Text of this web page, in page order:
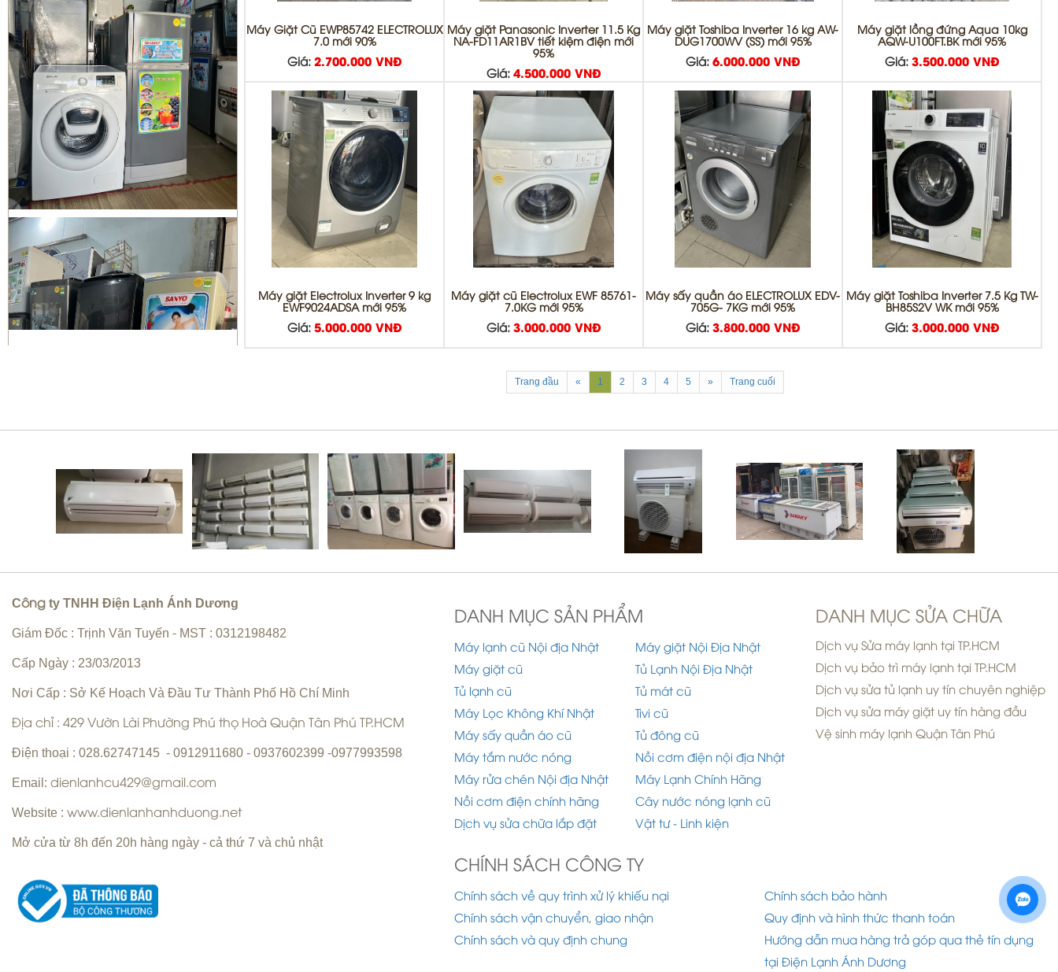
Sửa tủ lạnh Quận 1 | Bơm Gas tủ
lạnh Quận 1
Sửa máy giặt Quận 3 | vệ sinh máy
giặt quận 3
Bơm gas máy lạnh quận 10
Vệ sinh máy lạnh Quận 6 | Bơm gas
máy lạnh Quận 6 |
lạnh Quận 5
Sửa máy giặt Quận Tân Phú Uy Tín
Máy Giặt Cũ EWP85742 ELECTROLUX
7.0 mới 90%
Giá: 2.700.000 VNĐ
Máy giặt Panasonic Inverter 11.5 Kg
NA-FD11AR1BV tiết kiệm điện mới
95%
Giá: 4.500.000 VNĐ
Máy giặt Toshiba Inverter 16 kg AW-
DUG1700WV (SS) mới 95%
Giá: 6.000.000 VNĐ
Máy giặt lồng đứng Aqua 10kg
AQW-U100FT.BK mới 95%
Giá: 3.500.000 VNĐ
Máy giặt Electrolux Inverter 9 kg
EWF9024ADSA mới 95%
Giá: 5.000.000 VNĐ
Máy giặt cũ Electrolux EWF 85761-
7.0KG mới 95%
Giá: 3.000.000 VNĐ
Máy sấy quần áo ELECTROLUX EDV-
705G- 7KG mới 95%
Giá: 3.800.000 VNĐ
Máy giặt Toshiba Inverter 7.5 Kg TW-
BH85S2V WK mới 95%
Giá: 3.000.000 VNĐ
Trang đầu « 1 2 3 4 5 » Trang cuối
Công ty TNHH Điện Lạnh Ánh Dương
Giám Đốc : Trịnh Văn Tuyến - MST : 0312198482
Cấp Ngày : 23/03/2013
Nơi Cấp : Sở Kế Hoạch Và Đầu Tư Thành Phố Hồ Chí Minh
Địa chỉ : 429 Vườn Lài Phường Phú thọ Hoà Quận Tân Phú TP.HCM
Điện thoại : 028.62747145 - 0912911680 - 0937602399 -0977993598
Email: dienlanhcu429@gmail.com
Website : www.dienlanhanhduong.net
Mở cửa từ 8h đến 20h hàng ngày - cả thứ 7 và chủ nhật
DANH MỤC SẢN PHẨM
Máy lạnh cũ Nội địa Nhật
Máy giặt Nội Địa Nhật
Máy giặt cũ
Tủ Lạnh Nội Địa Nhật
Tủ lạnh cũ
Tủ mát cũ
Máy Lọc Không Khí Nhật
Tivi cũ
Máy sấy quần áo cũ
Tủ đông cũ
Máy tắm nước nóng
Nồi cơm điện nội địa Nhật
Máy rửa chén Nội địa Nhật
Máy Lạnh Chính Hãng
Nồi cơm điện chính hãng
Cây nước nóng lạnh cũ
Dịch vụ sửa chữa lắp đặt
Vật tư - Linh kiện
DANH MỤC SỬA CHỮA
Dịch vụ Sửa máy lạnh tại TP.HCM
Dịch vụ bảo trì máy lạnh tại TP.HCM
Dịch vụ sửa tủ lạnh uy tín chuyên nghiệp
Dịch vụ sửa máy giặt uy tín hàng đầu
Vệ sinh máy lạnh Quận Tân Phú
CHÍNH SÁCH CÔNG TY
Chính sách về quy trình xử lý khiếu nại
Chính sách bảo hành
Chính sách vận chuyển, giao nhận
Quy định và hình thức thanh toán
Chính sách và quy định chung
Hướng dẫn mua hàng trả góp qua thẻ tín dụng
tại Điện Lạnh Ánh Dương